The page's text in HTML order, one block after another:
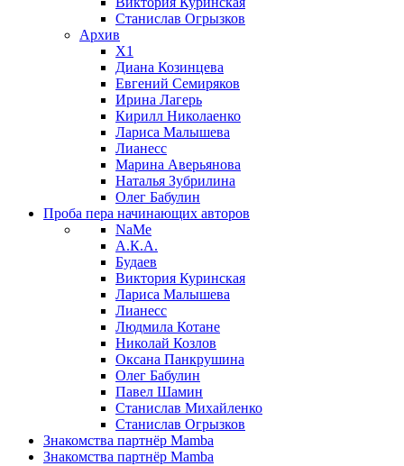
Станислав Огрызков
Архив
X1
Диана Козинцева
Евгений Семиряков
Ирина Лагерь
Кирилл Николаенко
Лариса Малышева
Лианесс
Марина Аверьянова
Наталья Зубрилина
Олег Бабулин
Проба пера начинающих авторов
NaMe
А.К.А.
Будаев
Виктория Куринская
Лариса Малышева
Лианесс
Людмила Котане
Николай Козлов
Оксана Панкрушина
Олег Бабулин
Павел Шамин
Станислав Михайленко
Станислав Огрызков
Знакомства партнёр Mamba
Знакомства партнёр Mamba